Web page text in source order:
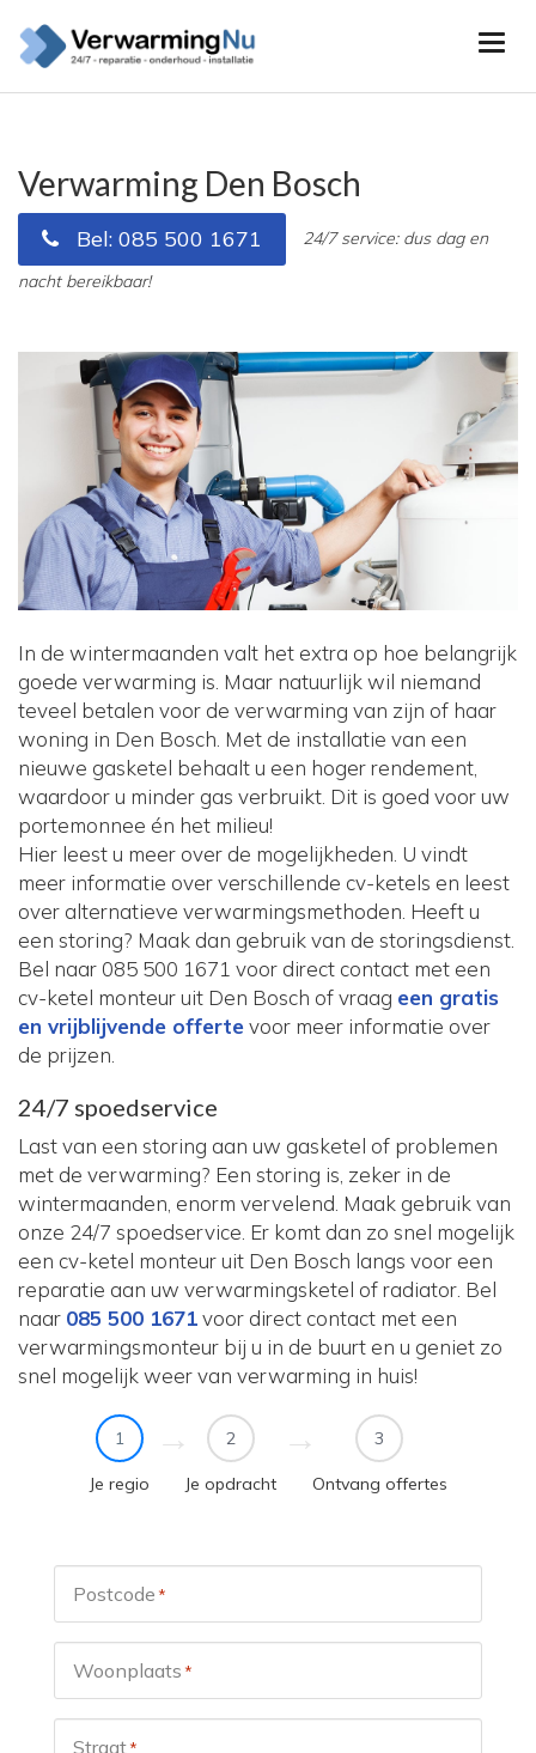
Verwarming Den Bosch
Bel: 085 500 1671
24/7 service: dus dag en
nacht bereikbaar!
In de wintermaanden valt het extra op hoe belangrijk
goede verwarming is. Maar natuurlijk wil niemand
teveel betalen voor de verwarming van zijn of haar
woning in Den Bosch. Met de installatie van een
nieuwe gasketel behaalt u een hoger rendement,
waardoor u minder gas verbruikt. Dit is goed voor uw
portemonnee én het milieu!
Hier leest u meer over de mogelijkheden. U vindt
meer informatie over verschillende cv-ketels en leest
over alternatieve verwarmingsmethoden. Heeft u
een storing? Maak dan gebruik van de storingsdienst.
Bel naar 085 500 1671 voor direct contact met een
cv-ketel monteur uit Den Bosch of vraag een gratis
en vrijblijvende offertevoor meer informatie over
de prijzen.
24/7 spoedservice
Last van een storing aan uw gasketel of problemen
met de verwarming? Een storing is, zeker in de
wintermaanden, enorm vervelend. Maak gebruik van
onze 24/7 spoedservice. Er komt dan zo snel mogelijk
een cv-ketel monteur uit Den Bosch langs voor een
reparatie aan uw verwarmingsketel of radiator. Bel
naar 085 500 1671voor direct contact met een
verwarmingsmonteur bij u in de buurt en u geniet zo
snel mogelijk weer van verwarming in huis!
1
Je regio
2
Je opdracht
3
Ontvang offertes
Postcode *
Woonplaats *
Straat*